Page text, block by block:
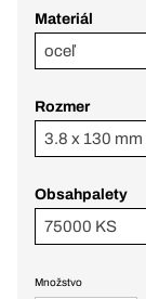
Materiál
oceľ
Rozmer
3.8 x 130 mm
Obsahpalety
75000 KS
Množstvo